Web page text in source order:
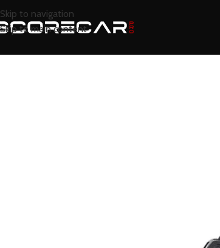
Skip to navigation
Skip to main content